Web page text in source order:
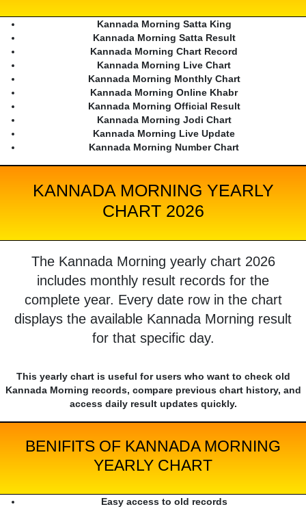
Kannada Morning Satta King
Kannada Morning Satta Result
Kannada Morning Chart Record
Kannada Morning Live Chart
Kannada Morning Monthly Chart
Kannada Morning Online Khabr
Kannada Morning Official Result
Kannada Morning Jodi Chart
Kannada Morning Live Update
Kannada Morning Number Chart
KANNADA MORNING YEARLY
CHART 2026
The Kannada Morning yearly chart 2026
includes monthly result records for the
complete year. Every date row in the chart
displays the available Kannada Morning result
for that specific day.
This yearly chart is useful for users who want to check old
Kannada Morning records, compare previous chart history, and
access daily result updates quickly.
BENIFITS OF KANNADA MORNING
YEARLY CHART
Easy access to old records